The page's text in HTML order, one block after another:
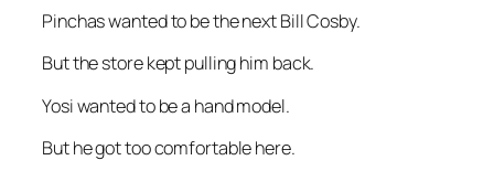
Pinchas wanted to be the next Bill Cosby.
But the store kept pulling him back.
Yosi wanted to be a hand model.
But he got too comfortable here.